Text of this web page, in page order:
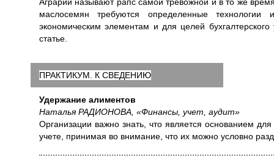
маслосемян требуются определенные
экономическим элементам и для целей
статье.
ПРАКТИКУМ. К СВЕДЕНИЮ
Удержание алиментов
Наталья РАДИОНОВА, «Финансы, учет, аудит»
Организации важно знать, что является основанием
учете, принимая во внимание, что их можно условно